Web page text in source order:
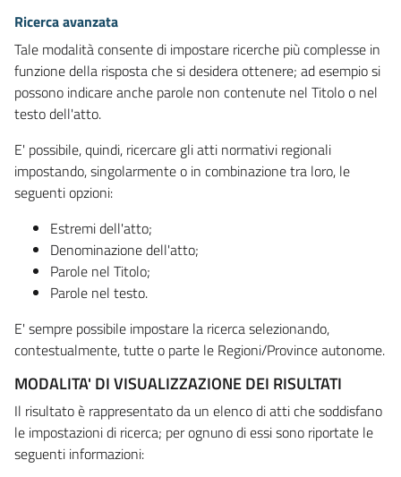
Ricerca avanzata
Tale modalità consente di impostare ricerche più complesse in
funzione della risposta che si desidera ottenere; ad esempio si
possono indicare anche parole non contenute nel Titolo o nel
testo dell'atto.
E' possibile, quindi, ricercare gli atti normativi regionali
impostando, singolarmente o in combinazione tra loro, le
seguenti opzioni:
Estremi dell'atto;
Denominazione dell'atto;
Parole nel Titolo;
Parole nel testo.
E' sempre possibile impostare la ricerca selezionando,
contestualmente, tutte o parte le Regioni/Province autonome.
MODALITA' DI VISUALIZZAZIONE DEI RISULTATI
Il risultato è rappresentato da un elenco di atti che soddisfano
le impostazioni di ricerca; per ognuno di essi sono riportate le
seguenti informazioni: